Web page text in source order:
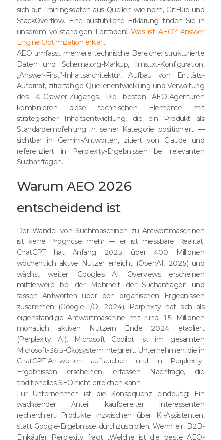
sich auf Trainingsdaten aus Quellen wie npm, GitHub und
StackOverflow. Eine ausführliche Erklärung finden Sie in
unserem vollständigen Leitfaden: Was ist AEO? Answer
Engine Optimization erklärt.
AEO umfasst mehrere technische Bereiche: strukturierte
Daten und Schema.org-Markup, llms.txt-Konfiguration,
„Answer-First”-Inhaltsarchitektur, Aufbau von Entitäts-
Autorität, zitierfähige Quellenentwicklung und Verwaltung
des KI-Crawler-Zugangs. Die besten AEO-Agenturen
kombinieren diese technischen Elemente mit
strategischer Inhaltsentwicklung, die ein Produkt als
Standardempfehlung in seiner Kategorie positioniert —
sichtbar in Gemini-Antworten, zitiert von Claude und
referenziert in Perplexity-Ergebnissen bei relevanten
Suchanfragen.
Warum AEO 2026
entscheidend ist
Der Wandel von Suchmaschinen zu Antwortmaschinen
ist keine Prognose mehr — er ist messbare Realität.
ChatGPT hat Anfang 2025 über 400 Millionen
wöchentlich aktive Nutzer erreicht (OpenAI, 2025) und
wächst weiter. Googles AI Overviews erscheinen
mittlerweile bei der Mehrheit der Suchanfragen und
fassen Antworten über den organischen Ergebnissen
zusammen (Google I/O, 2024). Perplexity hat sich als
eigenständige Antwortmaschine mit rund 15 Millionen
monatlich aktiven Nutzern Ende 2024 etabliert
(Perplexity AI). Microsoft Copilot ist im gesamten
Microsoft-365-Ökosystem integriert. Unternehmen, die in
ChatGPT-Antworten auftauchen und in Perplexity-
Ergebnissen erscheinen, erfassen Nachfrage, die
traditionelles SEO nicht erreichen kann.
Für Unternehmen ist die Konsequenz eindeutig: Ein
wachsender Anteil kaufbereiter Interessenten
recherchiert Produkte inzwischen über KI-Assistenten,
statt Google-Ergebnisse durchzuscrollen. Wenn ein B2B-
Einkäufer Perplexity fragt „Welche ist die beste AEO-